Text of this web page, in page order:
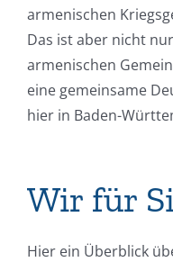
armenischen
Das ist aber nicht
armenischen
eine gemeinsame
hier in Baden-
Wir für
Hier ein Überblick